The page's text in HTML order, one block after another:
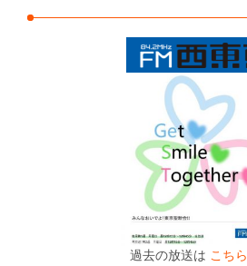
過去の放送は こちら